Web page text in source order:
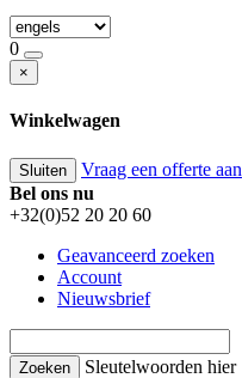
0
×
Winkelwagen
Sluiten Vraag een offerte aan
Bel ons nu
+32(0)52 20 20 60
Geavanceerd zoeken
Account
Nieuwsbrief
Sleutelwoorden hier